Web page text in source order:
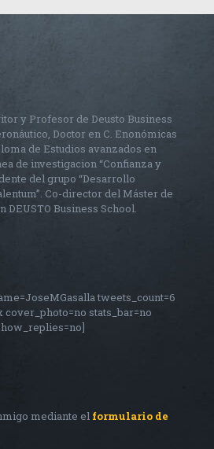
y Profesor de Deusto Business
Doctor en C. Enonómicas
de Estudios avanzados en
de investigacion “Confianza y
del grupo “Desarrollo
Co-director del Máster de
DEUSTO Business School.
tweets_count=6
stats_bar=no
mediante el formulario de